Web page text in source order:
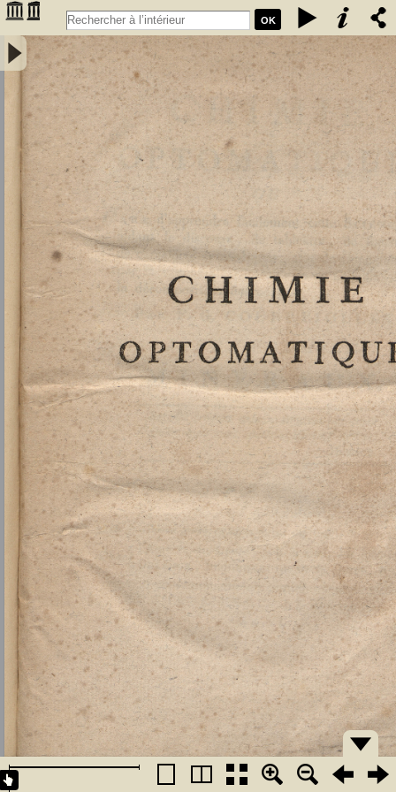
OK
Chimie optomatique ou l'art d'apprendre facilement cette science en
aidant le discours, de tableaux, de figures et de caractères
symboliques, afin de mieux saisir, par la vue, les rapports de la
composition et de la décomposition des corps par F. G. Courrejolles.
Livre premier. Minéraux - Courrejolles, François-Gabriel